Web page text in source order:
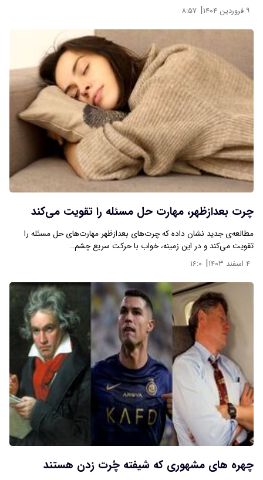
۹ فروردین ۱۴۰۴ | ۸:۵۷
چرت بعدازظهر، مهارت حل مسئله را تقویت می‌کند
مطالعه‌ی جدید نشان داده که چرت‌های بعدازظهر مهارت‌های حل مسئله را
تقویت می‌کند و در این زمینه، خواب با حرکت سریع چشم…
۴ اسفند ۱۴۰۳ | ۱۶:۰
چهره های مشهوری که شیفته چُرت زدن هستند